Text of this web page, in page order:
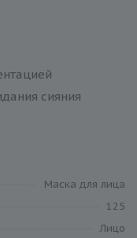
сияния
Маска для лица
125
Лицо